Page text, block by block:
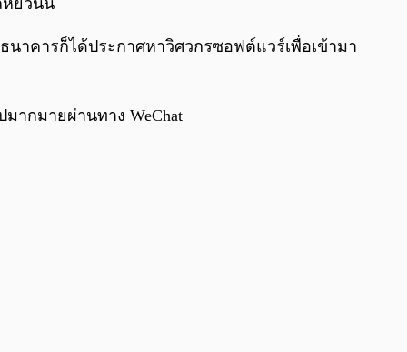
หยวนนี้
นาคารก็ได้ประกาศหาวิศวกรซอฟต์แวร์เพื่อเข้ามา
ากมายผ่านทาง WeChat